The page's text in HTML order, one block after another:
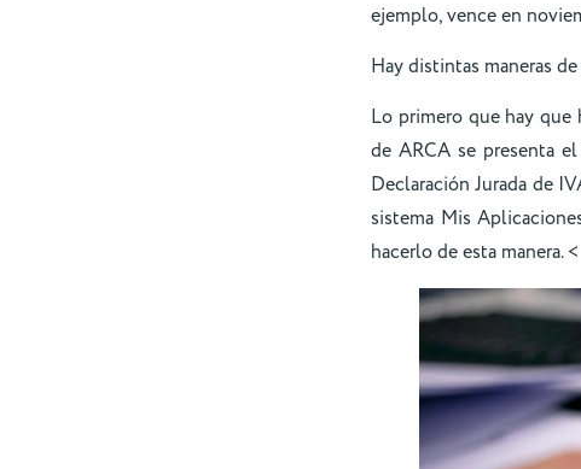
ejemplo, vence en
Hay distintas maneras
Lo primero que hay que
de ARCA se presenta
Declaración Jurada de
sistema Mis
hacerlo de esta manera. <